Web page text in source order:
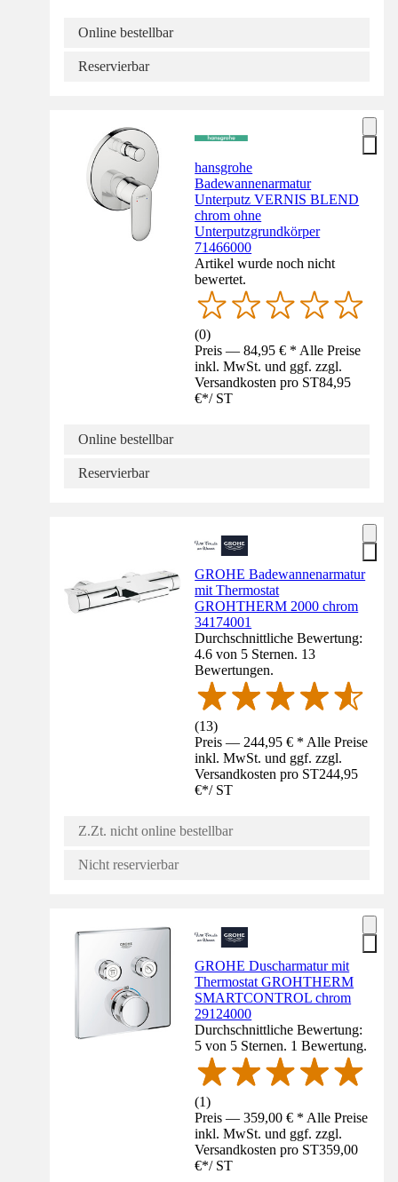
Online bestellbar
Reservierbar
hansgrohe
Badewannenarmatur
Unterputz VERNIS BLEND
chrom ohne
Unterputzgrundkörper
71466000
Artikel wurde noch nicht
bewertet.
(0)
Preis — 84,95 € * Alle Preise
inkl. MwSt. und ggf. zzgl.
Versandkosten pro ST84,95
€*/ ST
Online bestellbar
Reservierbar
GROHE Badewannenarmatur
mit Thermostat
GROHTHERM 2000 chrom
34174001
Durchschnittliche Bewertung:
4.6 von 5 Sternen. 13
Bewertungen.
(13)
Preis — 244,95 € * Alle Preise
inkl. MwSt. und ggf. zzgl.
Versandkosten pro ST244,95
€*/ ST
Z.Zt. nicht online bestellbar
Nicht reservierbar
GROHE Duscharmatur mit
Thermostat GROHTHERM
SMARTCONTROL chrom
29124000
Durchschnittliche Bewertung:
5 von 5 Sternen. 1 Bewertung.
(1)
Preis — 359,00 € * Alle Preise
inkl. MwSt. und ggf. zzgl.
Versandkosten pro ST359,00
€*/ ST